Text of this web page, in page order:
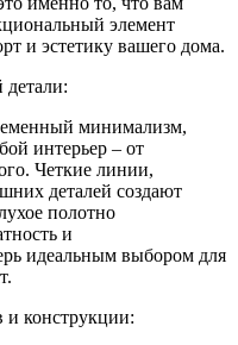
элемент
и эстетику вашего дома.
минимализм,
интерьер – от
Четкие линии,
деталей создают
полотно
и
идеальным выбором для
и конструкции: